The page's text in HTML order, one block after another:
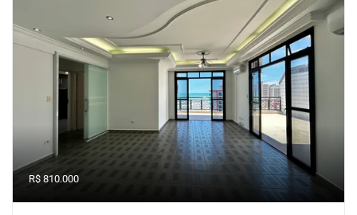
R$ 810.000